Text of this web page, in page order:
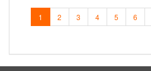
1 2 3 4 5 6